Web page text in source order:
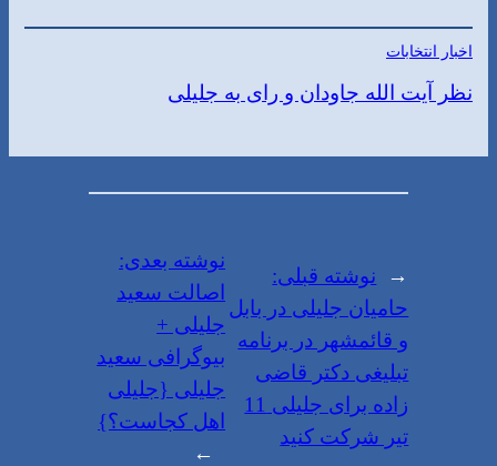
اخبار انتخابات
نظر آیت الله جاودان و رای به جلیلی
←
نوشته قبلی:
حامیان جلیلی در بابل
و قائمشهر در برنامه
تبلیغی دکتر قاضی
زاده برای جلیلی 11
تیر شرکت کنید
نوشته بعدی:
اصالت سعید
جلیلی +
بیوگرافی سعید
جلیلی {جلیلی
اهل کجاست؟}
→